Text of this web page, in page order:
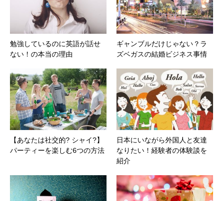
勉強しているのに英語が話せ
ない！の本当の理由
ギャンブルだけじゃない？ラ
ズベガスの結婚ビジネス事情
【あなたは社交的? シャイ?】
パーティーを楽しむ6つの方法
日本にいながら外国人と友達
なりたい！経験者の体験談を
紹介